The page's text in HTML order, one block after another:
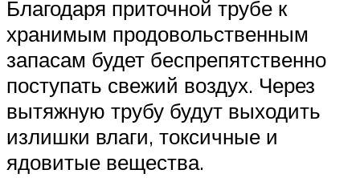
Благодаря приточной трубе к
хранимым продовольственным
запасам будет беспрепятственно
поступать свежий воздух. Через
вытяжную трубу будут выходить
излишки влаги, токсичные и
ядовитые вещества.